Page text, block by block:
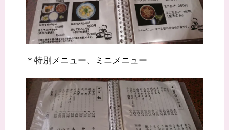
＊特別メニュー、ミニメニュー